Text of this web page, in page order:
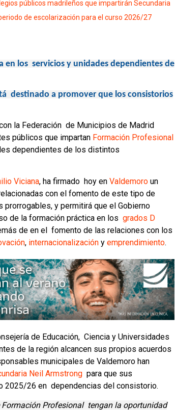
públicos madrileños que impartirán Secundaria
de escolarización para el curso 2026/27
en los servicios y unidades dependientes de
destinado a promover que los consistorios
la Federación de Municipios de Madrid
públicos que impartan Formación Profesional
dependientes de los distintos
Viciana, ha firmado hoy en Valdemoro un
con el fomento de este tipo de
y permitirá que el Gobierno
de la formación práctica en los grados D
de en el fomento de las relaciones con los
, internacionalización y emprendimiento.
de Educación, Ciencia y Universidades
de la región alcancen sus propios acuerdos
municipales de Valdemoro han
Neil Armstrong para que sus
2025/26 en dependencias del consistorio.
Profesional tengan la oportunidad